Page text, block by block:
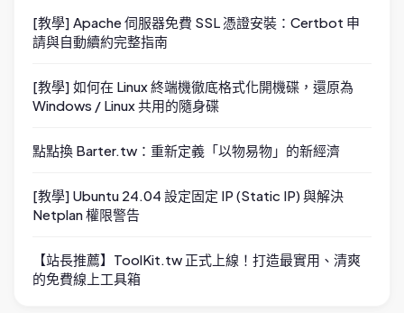
[教學] Apache 伺服器免費 SSL 憑證安裝：Certbot 申
請與自動續約完整指南
[教學] 如何在 Linux 終端機徹底格式化開機碟，還原為
Windows / Linux 共用的隨身碟
點點換 Barter.tw：重新定義「以物易物」的新經濟
[教學] Ubuntu 24.04 設定固定 IP (Static IP) 與解決
Netplan 權限警告
【站長推薦】ToolKit.tw 正式上線！打造最實用、清爽
的免費線上工具箱